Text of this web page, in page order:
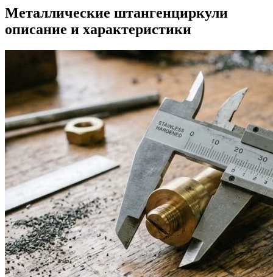
Металлические штангенциркули
описание и характеристики